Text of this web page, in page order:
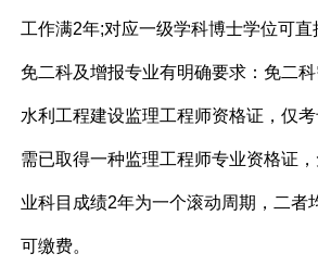
工作满2年;对应一级学科博士学位可直
免二科及增报专业有明确要求：免二
水利工程建设监理工程师资格证，仅
需已取得一种监理工程师专业资格证
业科目成绩2年为一个滚动周期，二者
可缴费。